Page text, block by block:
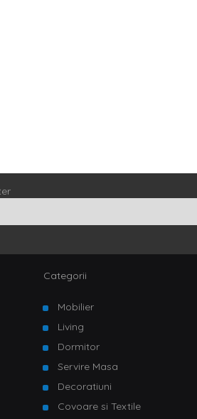
Categorii
Mobilier
Living
Dormitor
Servire Masa
Decoratiuni
Covoare si Textile